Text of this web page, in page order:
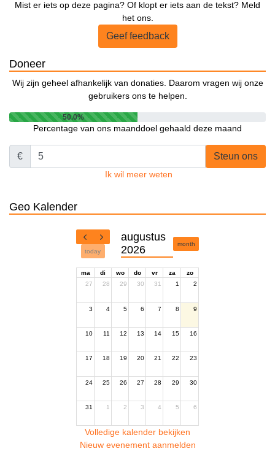
Mist er iets op deze pagina? Of klopt er iets aan de tekst? Meld
het ons.
Geef feedback
Doneer
Wij zijn geheel afhankelijk van donaties. Daarom vragen wij onze
gebruikers ons te helpen.
50.0%
Percentage van ons maanddoel gehaald deze maand
€ Steun ons
Ik wil meer weten
Geo Kalender
today
augustus
2026
month
ma di wo do vr za
zo
27
28 29 30 31 1 2
3 4 5 6 7 8 9
10 11 12 13 14 15 16
17 18 19 20 21 22 23
24 25 26 27 28 29 30
31 1 2 3 4 5 6
Volledige kalender bekijken
Nieuw evenement aanmelden